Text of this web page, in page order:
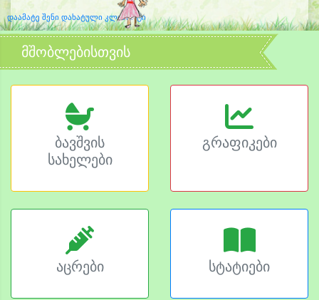
დაამატე შენი დახატული კლიპარტი
მშობლებისთვის
ბავშვის
სახელები
გრაფიკები
აცრები სტატიები